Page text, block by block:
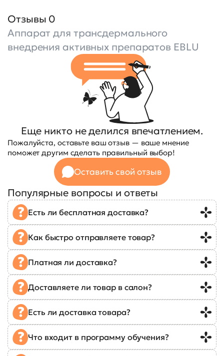
Отзывы 0
Аппарат для трансдермального
внедрения активных препаратов EBLU
Еще никто не делился впечатлением.
Пожалуйста, оставьте ваш отзыв — ваше мнение
поможет другим сделать правильный выбор!
Оставить свой отзыв
Популярные вопросы и ответы
Есть ли бесплатная доставка?
Как быстро отправляете товар?
Платная ли доставка?
Доставляете ли товар в салон?
Есть ли доставка товара?
Что входит в программу обучения?